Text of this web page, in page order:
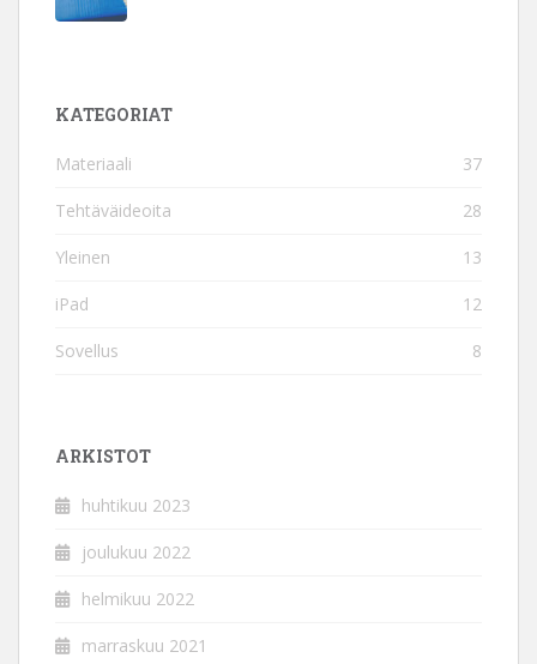
KATEGORIAT
Materiaali 37
Tehtäväideoita 28
Yleinen 13
iPad 12
Sovellus 8
ARKISTOT
huhtikuu 2023
joulukuu 2022
helmikuu 2022
marraskuu 2021